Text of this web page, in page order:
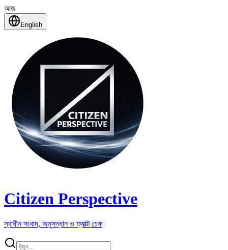
আজ
English
Citizen Perspective
স্বাধীন সংবাদ, অনুসন্ধান ও ফ্যাক্ট চেক